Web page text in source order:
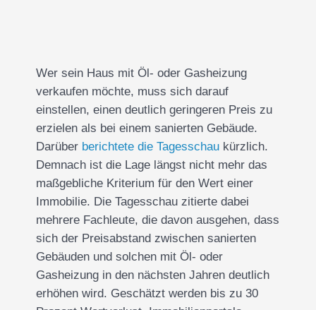
Wer sein Haus mit Öl- oder Gasheizung
verkaufen möchte, muss sich darauf
einstellen, einen deutlich geringeren Preis zu
erzielen als bei einem sanierten Gebäude.
Darüber berichtete die Tagesschau kürzlich.
Demnach ist die Lage längst nicht mehr das
maßgebliche Kriterium für den Wert einer
Immobilie. Die Tagesschau zitierte dabei
mehrere Fachleute, die davon ausgehen, dass
sich der Preisabstand zwischen sanierten
Gebäuden und solchen mit Öl- oder
Gasheizung in den nächsten Jahren deutlich
erhöhen wird. Geschätzt werden bis zu 30